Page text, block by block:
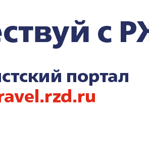
астмы в
восьми